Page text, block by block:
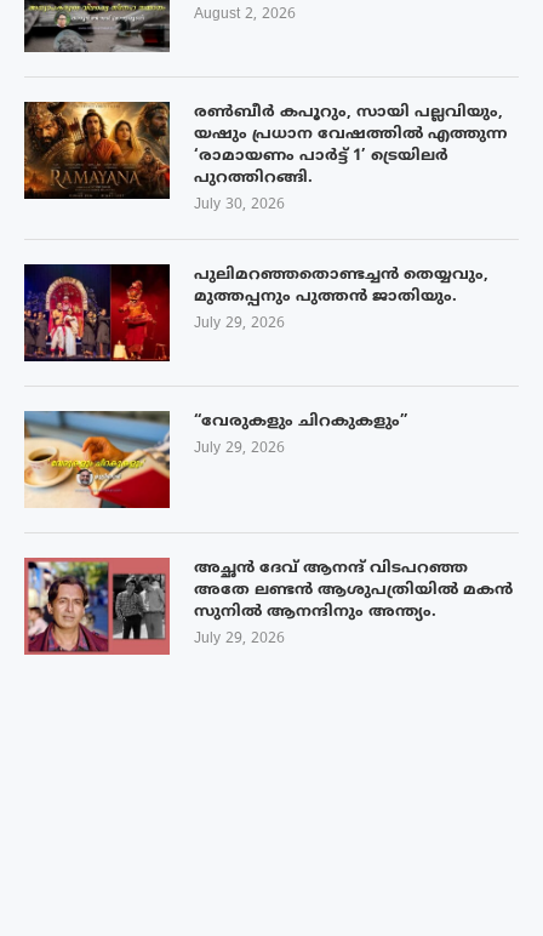
August 2, 2026
രൺബീർ കപൂറും, സായി പല്ലവിയും,
യഷും പ്രധാന വേഷത്തിൽ എത്തുന്ന
‘രാമായണം പാർട്ട് 1’ ട്രെയിലർ
പുറത്തിറങ്ങി.
July 30, 2026
പുലിമറഞ്ഞതൊണ്ടച്ചൻ തെയ്യവും,
മുത്തപ്പനും പുത്തൻ ജാതിയും.
July 29, 2026
“വേരുകളും ചിറകുകളും”
July 29, 2026
അച്ഛൻ ദേവ് ആനന്ദ് വിടപറഞ്ഞ
അതേ ലണ്ടൻ ആശുപത്രിയിൽ മകൻ
സുനിൽ ആനന്ദിനും അന്ത്യം.
July 29, 2026